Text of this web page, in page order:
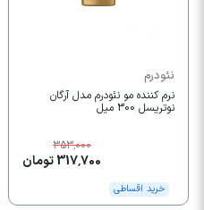
نئودرم
نرم کننده مو نئودرم مدل آرگان
نوتریسل 300 میل
353,000
317,700 تومان
خرید اقساطی